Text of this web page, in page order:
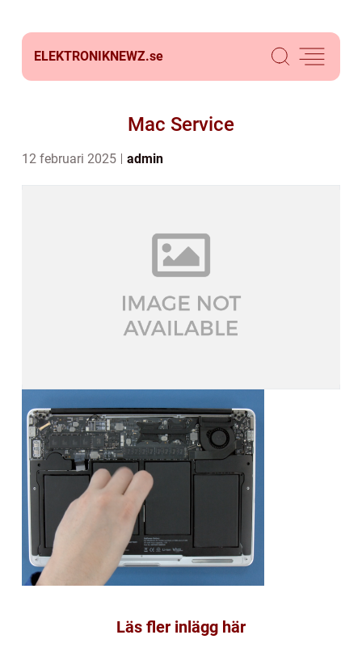
ELEKTRONIKNEWZ.se
Mac Service
12 februari 2025 admin
Läs fler inlägg här